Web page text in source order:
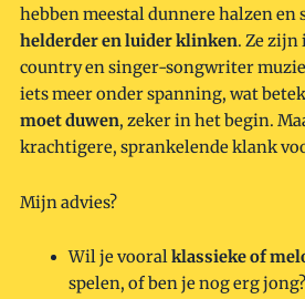
hebben meestal dunnere halzen en
helderder en luider klinken. Ze zijn
country en singer-songwriter
iets meer onder spanning, wat
moet duwen, zeker in het begin.
krachtigere, sprankelende klank
Mijn advies?
Wil je vooralklassieke of
spelen, of ben je nog erg